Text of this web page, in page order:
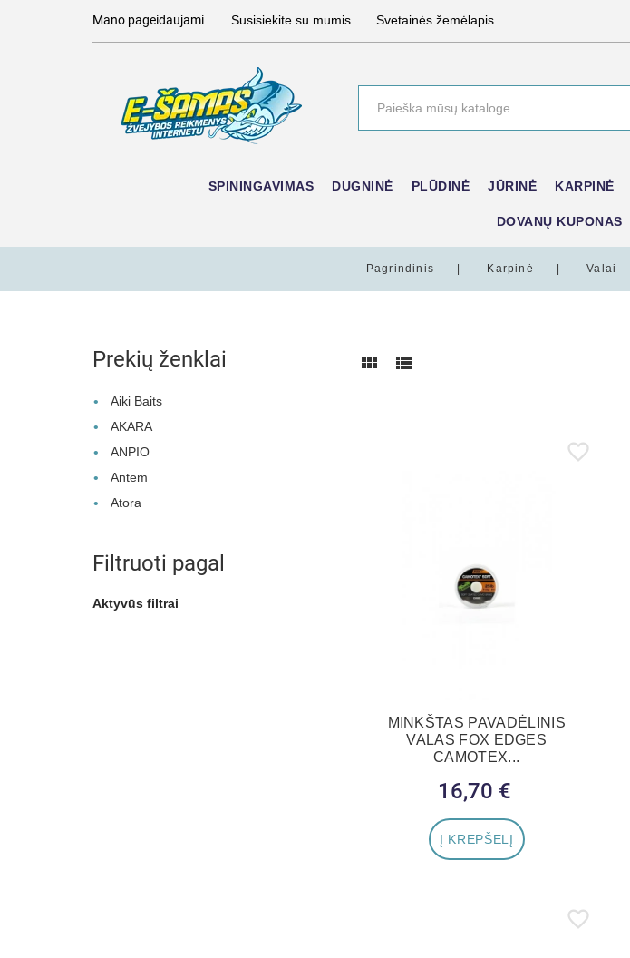
Mano pageidaujami Susisiekite su mumis Svetainės žemėlapis
SPININGAVIMAS DUGNINĖ PLŪDINĖ JŪRINĖ KARPINĖ
DOVANŲ KUPONAS
Pagrindinis Karpinė Valai
MINKŠTAS PAVADĖLINIS
VALAS FOX EDGES
CAMOTEX...
Kaina
16,70 €
Į KREPŠELĮ
Prekių ženklai
Aiki Baits
AKARA
ANPIO
Antem
Atora
Filtruoti pagal
Aktyvūs filtrai